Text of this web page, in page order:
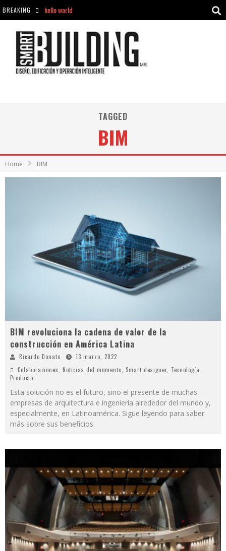
BREAKING
hello world
hello world
TAGGED
BIM
Home BIM
BIM revoluciona la cadena de valor de la
construcción en América Latina
Ricardo Donato
13 marzo, 2022
Colaboraciones, Noticias del momento, Smart designer, Tecnología
Producto
Esta solución no es el futuro, sino el presente de muchas
empresas de arquitectura e ingeniería alrededor del mundo y,
especialmente, en Latinoamérica. Sigue leyendo para saber
más sobre sus beneficios.